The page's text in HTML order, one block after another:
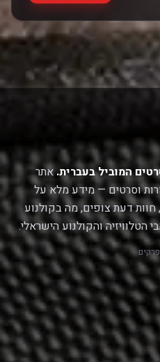
אתר
וסרטים — מידע מלא על
דעת צופים, מה בקולנוע
והקולנוע הישראלי.